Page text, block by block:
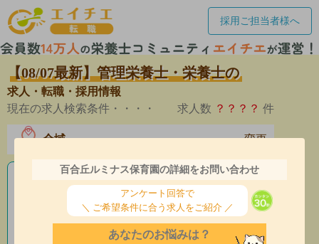
採用ご担当者様へ
【08/07最新】管理栄養士・栄養士の
求人・転職・採用情報
現在の求人検索条件・・・・
求人数 ？？？？ 件
全域 変更
老人ホームの栄養士求人
産休育休制度有
昇給あり
百合丘ルミナス保育園の詳細をお問い合わせ
アンケート回答で
＼ ご希望条件に合う求人をご紹介 ／
あなたのお悩みは？